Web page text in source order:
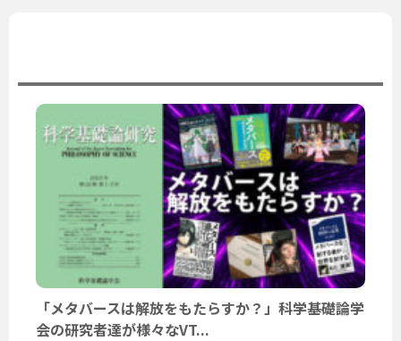
「メタバースは解放をもたらすか？」科学基礎論学
会の研究者達が様々なVT...